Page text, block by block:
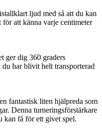
ljud med så att du kan
att känna varje centimeter
ger dig 360 graders
har blivit helt transporterad
fantastisk liten hjälpreda som
Denna turneringsförstärkare
kan få för ett givet spel.